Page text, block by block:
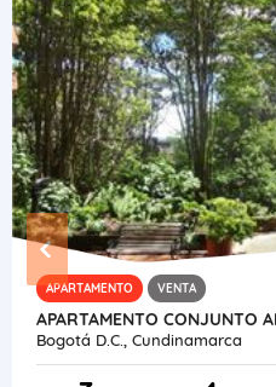
APARTAMENTO VENTA
APARTAMENTO CONJUNTO
Bogotá D.C., Cundinamarca